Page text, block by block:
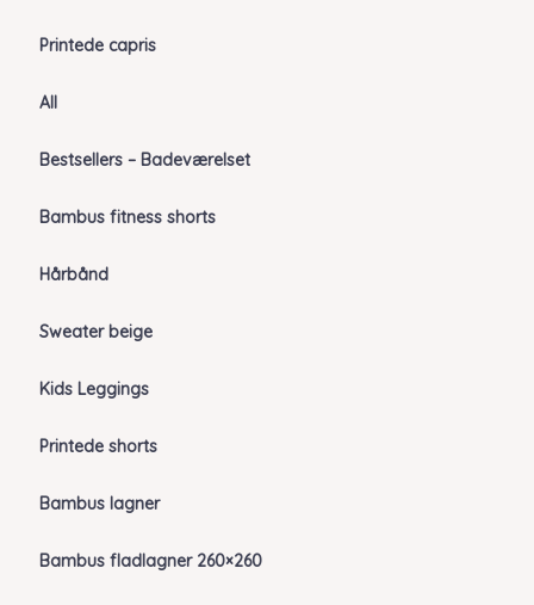
Printede capris
All
Bestsellers – Badeværelset
Bambus fitness shorts
Hårbånd
Sweater beige
Kids Leggings
Printede shorts
Bambus lagner
Bambus fladlagner 260×260